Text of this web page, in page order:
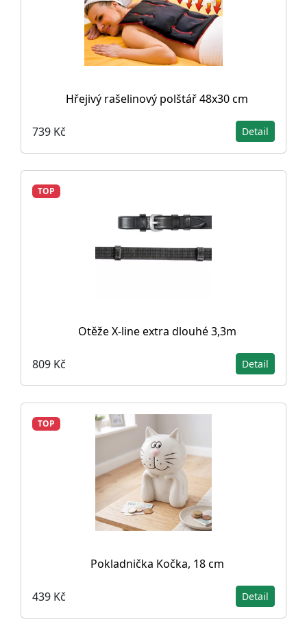
Hřejivý rašelinový polštář 48x30 cm
739 Kč Detail
TOP
Otěže X-line extra dlouhé 3,3m
809 Kč Detail
TOP
Pokladnička Kočka, 18 cm
439 Kč Detail